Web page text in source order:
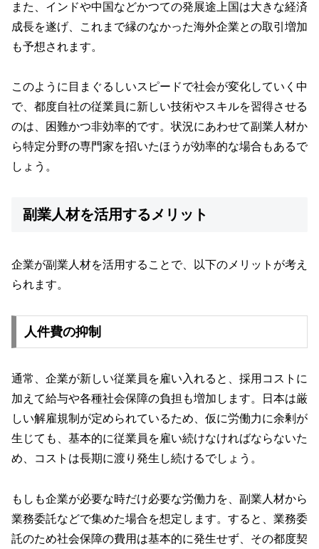
また、インドや中国などかつての発展途上国は大きな経済
成長を遂げ、これまで縁のなかった海外企業との取引増加
も予想されます。
このように目まぐるしいスピードで社会が変化していく中
で、都度自社の従業員に新しい技術やスキルを習得させる
のは、困難かつ非効率的です。状況にあわせて副業人材か
ら特定分野の専門家を招いたほうが効率的な場合もあるで
しょう。
副業人材を活用するメリット
企業が副業人材を活用することで、以下のメリットが考え
られます。
人件費の抑制
通常、企業が新しい従業員を雇い入れると、採用コストに
加えて給与や各種社会保障の負担も増加します。日本は厳
しい解雇規制が定められているため、仮に労働力に余剰が
生じても、基本的に従業員を雇い続けなければならないた
め、コストは長期に渡り発生し続けるでしょう。
もしも企業が必要な時だけ必要な労働力を、副業人材から
業務委託などで集めた場合を想定します。すると、業務委
託のため社会保障の費用は基本的に発生せず、その都度契